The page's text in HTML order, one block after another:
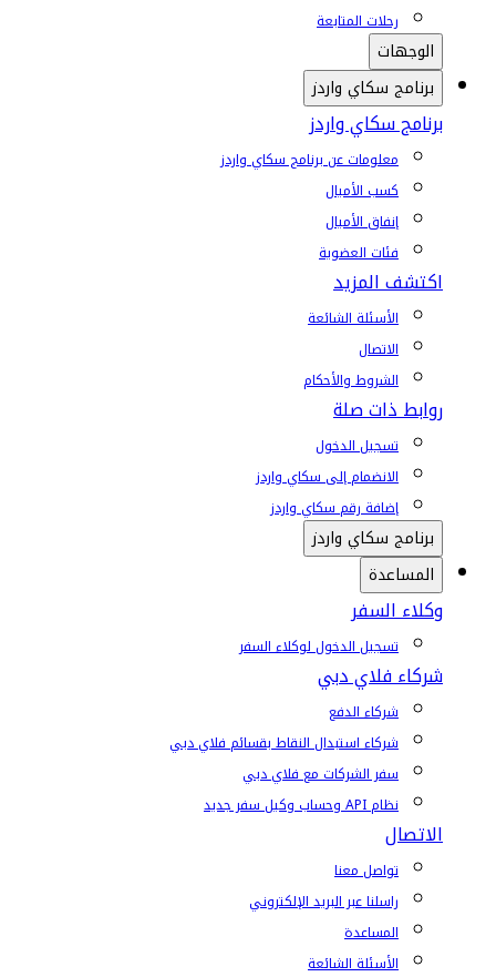
رحلات المتابعة
الوجهات
برنامج سكاي واردز
برنامج سكاي واردز
معلومات عن برنامج سكاي واردز
كسب الأميال
إنفاق الأميال
فئات العضوية
اكتشف المزيد
الأسئلة الشائعة
الاتصال
الشروط والأحكام
روابط ذات صلة
تسجيل الدخول
الانضمام إلى سكاي واردز
إضافة رقم سكاي واردز
برنامج سكاي واردز
المساعدة
وكلاء السفر
تسجيل الدخول لوكلاء السفر
شركاء فلاي دبي
شركاء الدفع
شركاء استبدال النقاط بقسائم فلاي دبي
سفر الشركات مع فلاي دبي
نظام API وحساب وكيل سفر جديد
الاتصال
تواصل معنا
راسلنا عبر البريد الإلكتروني
المساعدة
الأسئلة الشائعة